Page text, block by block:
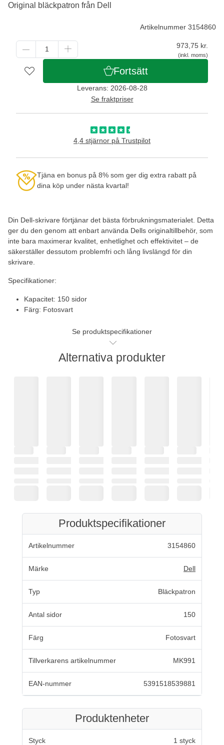
Din Dell-skrivare förtjänar det bästa förbrukningsmaterialet. Detta
ger du den genom att enbart använda Dells originaltillbehör, som
inte bara maximerar kvalitet, enhetlighet och effektivitet – de
säkerställer dessutom problemfri och lång livslängd för din
skrivare.
Specifikationer:
Kapacitet: 150 sidor
Färg: Fotosvart
Se produktspecifikationer
Artikelnummer 3154860
973,75 kr.
(inkl. moms)
Fortsätt
Leverans: 2026-08-28
Se fraktpriser
4,4 stjärnor på Trustpilot
Tjäna en bonus på 8% som ger dig extra rabatt på
dina köp under nästa kvartal!
Original bläckpatron från Dell
Alternativa produkter
Produktspecifikationer
Artikelnummer 3154860
Märke Dell
Typ Bläckpatron
Antal sidor 150
Färg Fotosvart
Tillverkarens artikelnummer MK991
EAN-nummer 5391518539881
Produktenheter
Styck 1 styck